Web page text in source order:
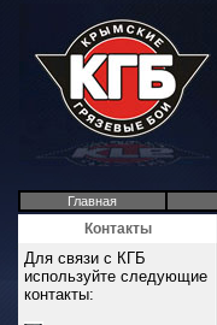
Главная
Контакты
Для связи с КГБ
используйте следующие
контакты: